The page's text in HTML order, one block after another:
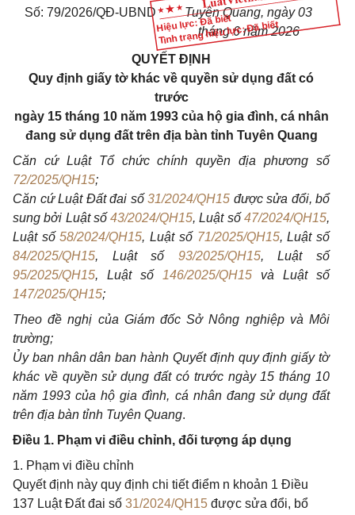
Hiệu lực: Đã biết
Tình trạng hiệu lực: Đã biết
Số: 79/2026/QĐ-UBND
Tuyên Quang, ngày 03
tháng 6 năm 2026
QUYẾT ĐỊNH
Quy định giấy tờ khác về quyền sử dụng đất có
trước
ngày 15 tháng 10 năm 1993 của hộ gia đình, cá nhân
đang sử dụng đất trên địa bàn tỉnh Tuyên Quang
Căn cứ Luật Tổ chức chính quyền địa phương số
72/2025/QH15;
Căn cứ Luật Đất đai số 31/2024/QH15 được sửa đổi, bổ
sung bởi Luật số43/2024/QH15, Luật số47/2024/QH15,
Luật số58/2024/QH15, Luật số 71/2025/QH15, Luật số
84/2025/QH15, Luật số 93/2025/QH15, Luật số
95/2025/QH15, Luật số 146/2025/QH15 và Luật số
147/2025/QH15;
Theo đề nghị của Giám đốc Sở Nông nghiệp và Môi
trường;
Ủy ban nhân dân ban hành Quyết định quy định giấy tờ
khác về quyền sử dụng đất có trước ngày 15 tháng 10
năm 1993 của hộ gia đình, cá nhân đang sử dụng đất
trên địa bàn tỉnh Tuyên Quang.
Điều 1. Phạm vi điều chỉnh, đối tượng áp dụng
1. Phạm vi điều chỉnh
Quyết định này quy định chi tiết điểm n khoản 1 Điều
137 Luật Đất đai số 31/2024/QH15 được sửa đổi, bổ